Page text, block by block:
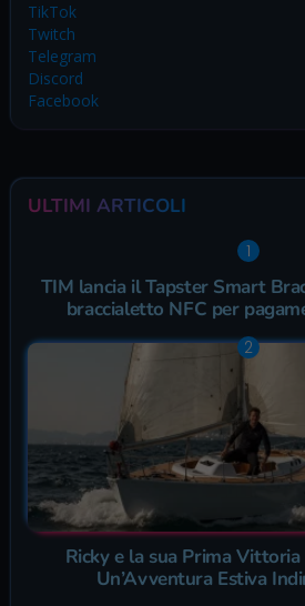
TikTok
Twitch
Telegram
Discord
Facebook
ULTIMI ARTICOLI
TIM lancia il Tapster Smart
braccialetto NFC per
Ricky e la sua Prima Vittoria
Un’Avventura Estiva